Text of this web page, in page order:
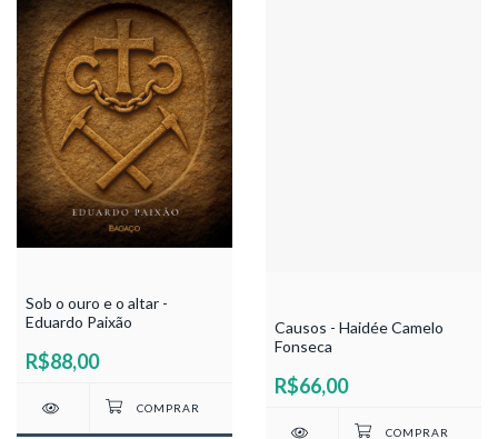
Sob o ouro e o altar -
Eduardo Paixão
R$88,00
Causos - Haidée Camelo
Fonseca
R$66,00